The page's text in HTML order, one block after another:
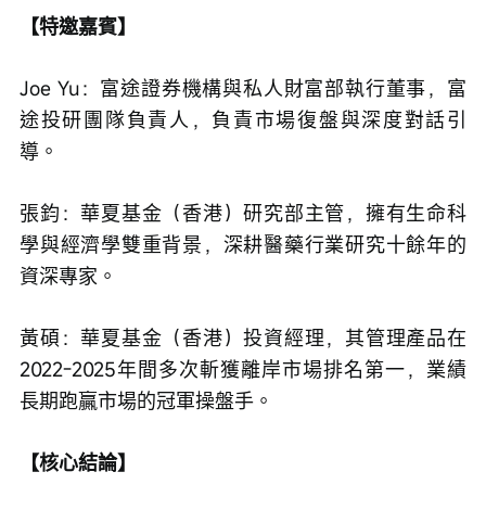
【特邀嘉賓】
Joe Yu：富途證券機構與私人財富部執行董事，富
途投研團隊負責人，負責市場復盤與深度對話引
導。
張鈞：華夏基金（香港）研究部主管，擁有生命科
學與經濟學雙重背景，深耕醫藥行業研究十餘年的
資深專家。
黃碩：華夏基金（香港）投資經理，其管理產品在
2022-2025年間多次斬獲離岸市場排名第一，業績
長期跑贏市場的冠軍操盤手。
【核心結論】